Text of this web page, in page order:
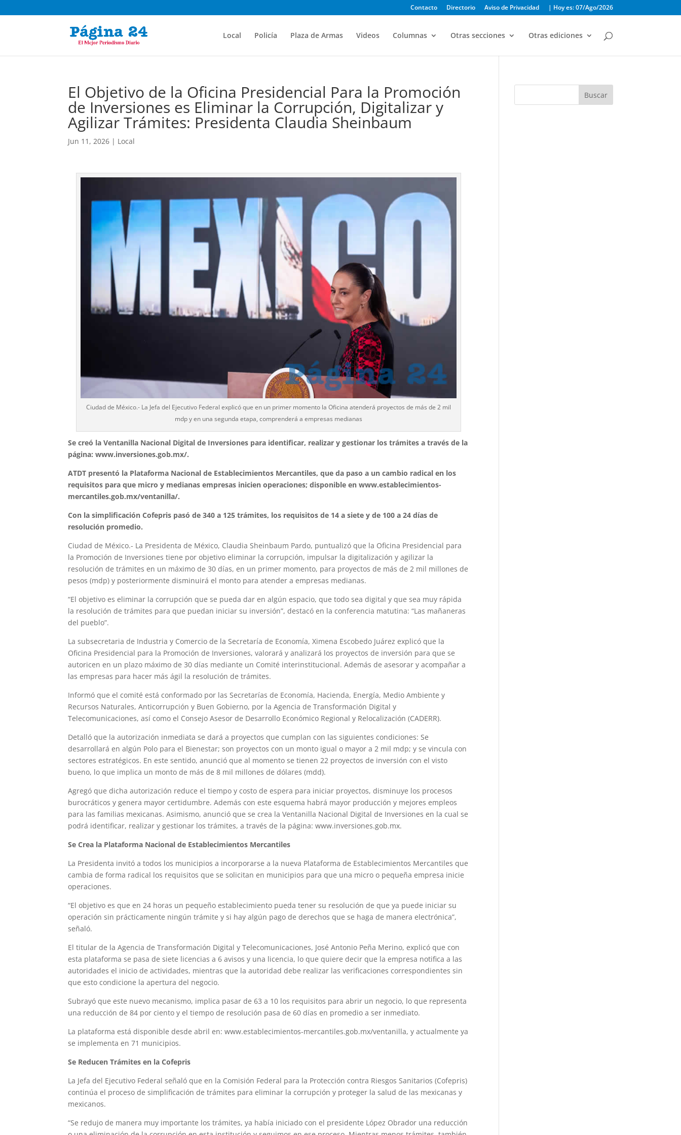
Contacto Directorio Aviso de Privacidad | Hoy es: 07/Ago/2026
Local Policía Plaza de Armas Videos Columnas Otras secciones Otras ediciones
El Objetivo de la Oficina Presidencial Para la Promoción
de Inversiones es Eliminar la Corrupción, Digitalizar y
Agilizar Trámites: Presidenta Claudia Sheinbaum
Jun 11, 2026 | Local
Ciudad de México.- La Jefa del Ejecutivo Federal explicó que en un primer momento la Oficina atenderá proyectos de más de 2 mil
mdp y en una segunda etapa, comprenderá a empresas medianas
Se creó la Ventanilla Nacional Digital de Inversiones para identificar, realizar y gestionar los trámites a través de la
página: www.inversiones.gob.mx/.
ATDT presentó la Plataforma Nacional de Establecimientos Mercantiles, que da paso a un cambio radical en los
requisitos para que micro y medianas empresas inicien operaciones; disponible en www.establecimientos-
mercantiles.gob.mx/ventanilla/.
Con la simplificación Cofepris pasó de 340 a 125 trámites, los requisitos de 14 a siete y de 100 a 24 días de
resolución promedio.
Ciudad de México.- La Presidenta de México, Claudia Sheinbaum Pardo, puntualizó que la Oficina Presidencial para
la Promoción de Inversiones tiene por objetivo eliminar la corrupción, impulsar la digitalización y agilizar la
resolución de trámites en un máximo de 30 días, en un primer momento, para proyectos de más de 2 mil millones de
pesos (mdp) y posteriormente disminuirá el monto para atender a empresas medianas.
“El objetivo es eliminar la corrupción que se pueda dar en algún espacio, que todo sea digital y que sea muy rápida
la resolución de trámites para que puedan iniciar su inversión”, destacó en la conferencia matutina: “Las mañaneras
del pueblo”.
La subsecretaria de Industria y Comercio de la Secretaría de Economía, Ximena Escobedo Juárez explicó que la
Oficina Presidencial para la Promoción de Inversiones, valorará y analizará los proyectos de inversión para que se
autoricen en un plazo máximo de 30 días mediante un Comité interinstitucional. Además de asesorar y acompañar a
las empresas para hacer más ágil la resolución de trámites.
Informó que el comité está conformado por las Secretarías de Economía, Hacienda, Energía, Medio Ambiente y
Recursos Naturales, Anticorrupción y Buen Gobierno, por la Agencia de Transformación Digital y
Telecomunicaciones, así como el Consejo Asesor de Desarrollo Económico Regional y Relocalización (CADERR).
Detalló que la autorización inmediata se dará a proyectos que cumplan con las siguientes condiciones: Se
desarrollará en algún Polo para el Bienestar; son proyectos con un monto igual o mayor a 2 mil mdp; y se vincula con
sectores estratégicos. En este sentido, anunció que al momento se tienen 22 proyectos de inversión con el visto
bueno, lo que implica un monto de más de 8 mil millones de dólares (mdd).
Agregó que dicha autorización reduce el tiempo y costo de espera para iniciar proyectos, disminuye los procesos
burocráticos y genera mayor certidumbre. Además con este esquema habrá mayor producción y mejores empleos
para las familias mexicanas. Asimismo, anunció que se crea la Ventanilla Nacional Digital de Inversiones en la cual se
podrá identificar, realizar y gestionar los trámites, a través de la página: www.inversiones.gob.mx.
Se Crea la Plataforma Nacional de Establecimientos Mercantiles
La Presidenta invitó a todos los municipios a incorporarse a la nueva Plataforma de Establecimientos Mercantiles que
cambia de forma radical los requisitos que se solicitan en municipios para que una micro o pequeña empresa inicie
operaciones.
“El objetivo es que en 24 horas un pequeño establecimiento pueda tener su resolución de que ya puede iniciar su
operación sin prácticamente ningún trámite y si hay algún pago de derechos que se haga de manera electrónica”,
señaló.
El titular de la Agencia de Transformación Digital y Telecomunicaciones, José Antonio Peña Merino, explicó que con
esta plataforma se pasa de siete licencias a 6 avisos y una licencia, lo que quiere decir que la empresa notifica a las
autoridades el inicio de actividades, mientras que la autoridad debe realizar las verificaciones correspondientes sin
que esto condicione la apertura del negocio.
Subrayó que este nuevo mecanismo, implica pasar de 63 a 10 los requisitos para abrir un negocio, lo que representa
una reducción de 84 por ciento y el tiempo de resolución pasa de 60 días en promedio a ser inmediato.
La plataforma está disponible desde abril en: www.establecimientos-mercantiles.gob.mx/ventanilla, y actualmente ya
se implementa en 71 municipios.
Se Reducen Trámites en la Cofepris
La Jefa del Ejecutivo Federal señaló que en la Comisión Federal para la Protección contra Riesgos Sanitarios (Cofepris)
continúa el proceso de simplificación de trámites para eliminar la corrupción y proteger la salud de las mexicanas y
mexicanos.
“Se redujo de manera muy importante los trámites, ya había iniciado con el presidente López Obrador una reducción
Buscar